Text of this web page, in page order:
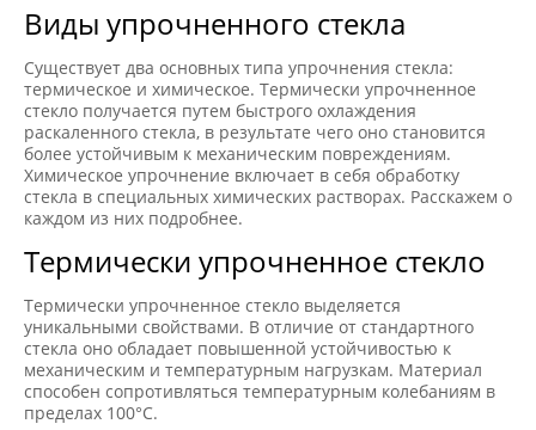
Виды упрочненного стекла
Существует два основных типа упрочнения стекла:
термическое и химическое. Термически упрочненное
стекло получается путем быстрого охлаждения
раскаленного стекла, в результате чего оно становится
более устойчивым к механическим повреждениям.
Химическое упрочнение включает в себя обработку
стекла в специальных химических растворах. Расскажем о
каждом из них подробнее.
Термически упрочненное стекло
Термически упрочненное стекло выделяется
уникальными свойствами. В отличие от стандартного
стекла оно обладает повышенной устойчивостью к
механическим и температурным нагрузкам. Материал
способен сопротивляться температурным колебаниям в
пределах 100°C.